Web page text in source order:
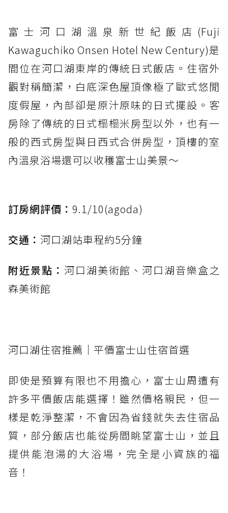
富士河口湖溫泉新世紀飯店(Fuji
Kawaguchiko Onsen Hotel New Century)是
間位在河口湖東岸的傳統日式飯店。住宿外
觀對稱簡潔，白底深色屋頂像極了歐式悠閒
度假屋，內部卻是原汁原味的日式擺設。客
房除了傳統的日式榻榻米房型以外，也有一
般的西式房型與日西式合併房型，頂樓的室
內溫泉浴場還可以收穫富士山美景～
訂房網評價： 9.1/10(agoda)
交通： 河口湖站車程約5分鐘
附近景點： 河口湖美術館、河口湖音樂盒之
森美術館
河口湖住宿推薦｜平價富士山住宿首選
即使是預算有限也不用擔心，富士山周遭有
許多平價飯店能選擇！雖然價格親民，但一
樣是乾淨整潔，不會因為省錢就失去住宿品
質，部分飯店也能從房間眺望富士山，並且
提供能泡湯的大浴場，完全是小資族的福
音！